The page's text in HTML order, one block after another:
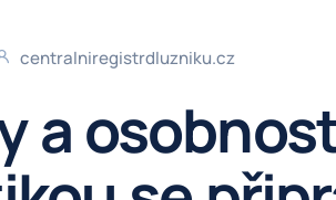
centralniregistrdluzniku.cz
a